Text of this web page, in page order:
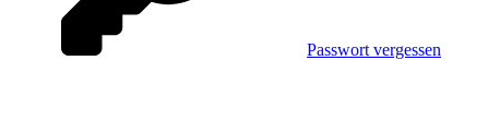
Passwort vergessen